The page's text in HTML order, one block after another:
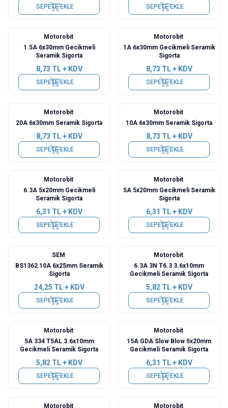
SEPETE EKLE SEPETE EKLE
Motorobit
1.5A 6x30mm Gecikmeli
Seramik Sigorta
8,73 TL + KDV
SEPETE EKLE
Motorobit
1A 6x30mm Gecikmeli Seramik
Sigorta
8,73 TL + KDV
SEPETE EKLE
Motorobit
20A 6x30mm Seramik Sigorta
8,73 TL + KDV
SEPETE EKLE
Motorobit
10A 6x30mm Seramik Sigorta
8,73 TL + KDV
SEPETE EKLE
Motorobit
6.3A 5x20mm Gecikmeli
Seramik Sigorta
6,31 TL + KDV
SEPETE EKLE
Motorobit
5A 5x20mm Gecikmeli Seramik
Sigorta
6,31 TL + KDV
SEPETE EKLE
SEM
BS1362 10A 6x25mm Seramik
Sigorta
24,25 TL + KDV
SEPETE EKLE
Motorobit
6.3A 3N T6.3 3.6x10mm
Gecikmeli Seramik Sigorta
5,82TL + KDV
SEPETE EKLE
Motorobit
5A 334 T5AL 3.6x10mm
Gecikmeli Seramik Sigorta
5,82TL + KDV
SEPETE EKLE
Motorobit
15A GDA Slow Blow 5x20mm
Gecikmeli Seramik Sigorta
6,31 TL + KDV
SEPETE EKLE
Motorobit Motorobit